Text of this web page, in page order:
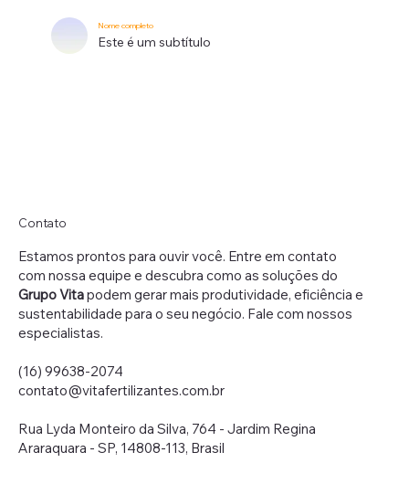
Este é um subtítulo
Nome completo
(16) 99638-2074
contato@vitafertilizantes.com.br
Rua Lyda Monteiro da Silva, 764 - Jardim Regina
Araraquara - SP, 14808-113, Brasil
Estamos prontos para ouvir você. Entre em contato
com nossa equipe e descubra como as soluções do
Grupo Vitapodem gerar mais produtividade, eficiência e
sustentabilidade para o seu negócio. Fale com nossos
especialistas.
Contato